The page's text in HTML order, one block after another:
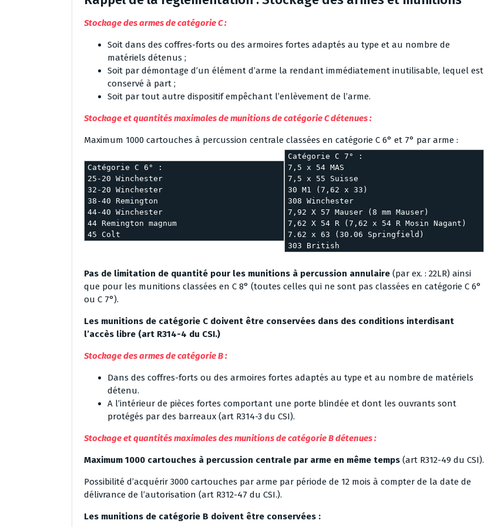
Stockage des armes de catégorie C :
Soit dans des coffres-forts ou des armoires fortes adaptés au type et au nombre de
matériels détenus ;
Soit par démontage d’un élément d’arme la rendant immédiatement inutilisable, lequel est
conservé à part ;
Soit par tout autre dispositif empêchant l’enlèvement de l’arme.
Stockage et quantités maximales de munitions de catégorie C détenues :
Maximum 1000 cartouches à percussion centrale classées en catégorie C 6° et 7° par arme :
Catégorie C 6° :
25-20 Winchester
32-20 Winchester
38-40 Remington
44-40 Winchester
44 Remington magnum
45 Colt
Catégorie C 7° :
7,5 x 54 MAS
7,5 x 55 Suisse
30 M1 (7,62 x 33)
308 Winchester
7,92 X 57 Mauser (8 mm Mauser)
7,62 X 54 R (7,62 x 54 R Mosin Nagant)
7.62 x 63 (30.06 Springfield)
303 British
Pas de limitation de quantité pour les munitions à percussion annulaire (par ex. : 22LR) ainsi
que pour les munitions classées en C 8° (toutes celles qui ne sont pas classées en catégorie C 6°
ou C 7°).
Les munitions de catégorie C doivent être conservées dans des conditions interdisant
l’accès libre (art R314-4 du CSI.)
Stockage des armes de catégorie B :
Dans des coffres-forts ou des armoires fortes adaptés au type et au nombre de matériels
détenu.
A l’intérieur de pièces fortes comportant une porte blindée et dont les ouvrants sont
protégés par des barreaux (art R314-3 du CSI).
Stockage et quantités maximales des munitions de catégorie Bdétenues:
Maximum 1000 cartouches à percussion centrale par arme en même temps (art R312-49 du CSI).
Possibilité d’acquérir 3000 cartouches par arme par période de 12 mois à compter de la date de
délivrance de l’autorisation (art R312-47 du CSI.).
Les munitions de catégorie B doivent être conservées :